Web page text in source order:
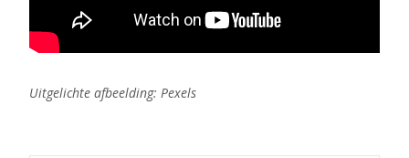
Uitgelichte afbeelding: Pexels